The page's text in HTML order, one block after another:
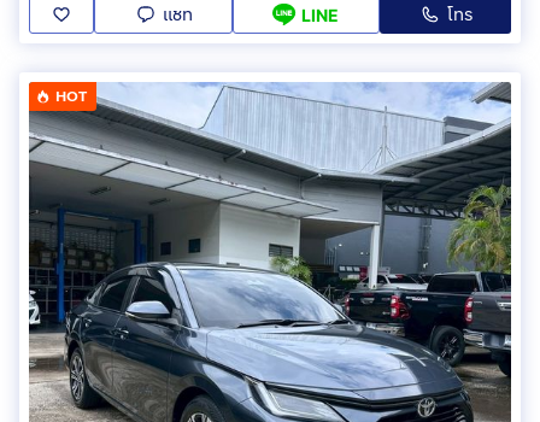
แชท LINE โทร
HOT